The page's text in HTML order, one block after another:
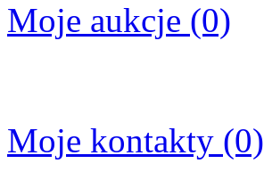
Moje aukcje (0)
Moje kontakty (0)